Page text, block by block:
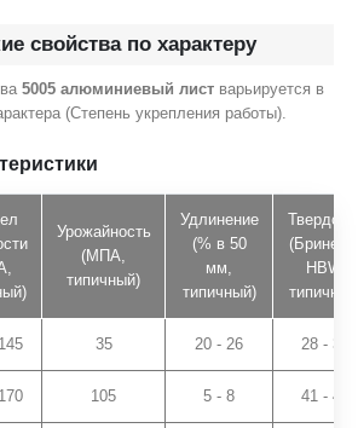
свойства по характеру
5005 алюминиевый лист варьируется в
(Степень укрепления работы).
Урожайность
(МПА,
типичный)
Удлинение
(% в 50
мм,
типичный)
HBW,
35 20 - 26 28 - 32
105 5 - 8 41 - 45